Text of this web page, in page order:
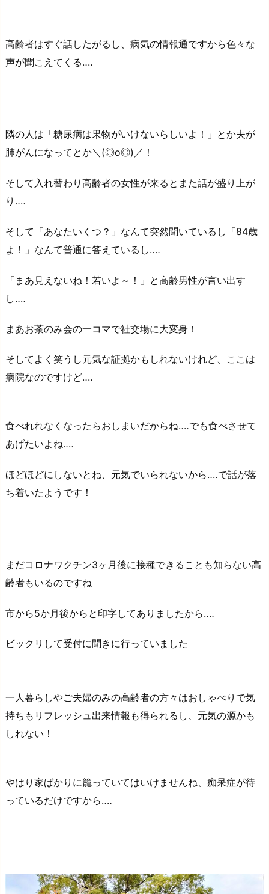
高齢者はすぐ話したがるし、病気の情報通ですから色々な
声が聞こえてくる‥‥
隣の人は「糖尿病は果物がいけないらしいよ！」とか夫が
肺がんになってとか＼(◎o◎)／！
そして入れ替わり高齢者の女性が来るとまた話が盛り上が
り‥‥
そして「あなたいくつ？」なんて突然聞いているし「84歳
よ！」なんて普通に答えているし‥‥
「まあ見えないね！若いよ～！」と高齢男性が言い出す
し‥‥
まあお茶のみ会の一コマで社交場に大変身！
そしてよく笑うし元気な証拠かもしれないけれど、ここは
病院なのですけど‥‥
食べれれなくなったらおしまいだからね‥‥でも食べさせて
あげたいよね‥‥
ほどほどにしないとね、元気でいられないから‥‥で話が落
ち着いたようです！
まだコロナワクチン3ヶ月後に接種できることも知らない高
齢者もいるのですね
市から5か月後からと印字してありましたから‥‥
ビックリして受付に聞きに行っていました
一人暮らしやご夫婦のみの高齢者の方々はおしゃべりで気
持ちもリフレッシュ出来情報も得られるし、元気の源かも
しれない！
やはり家ばかりに籠っていてはいけませんね、痴呆症が待
っているだけですから‥‥